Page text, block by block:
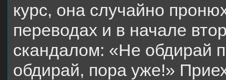
курс, она случайно
переводах и в начале
скандалом: «Не обдирай
обдирай, пора уже!»